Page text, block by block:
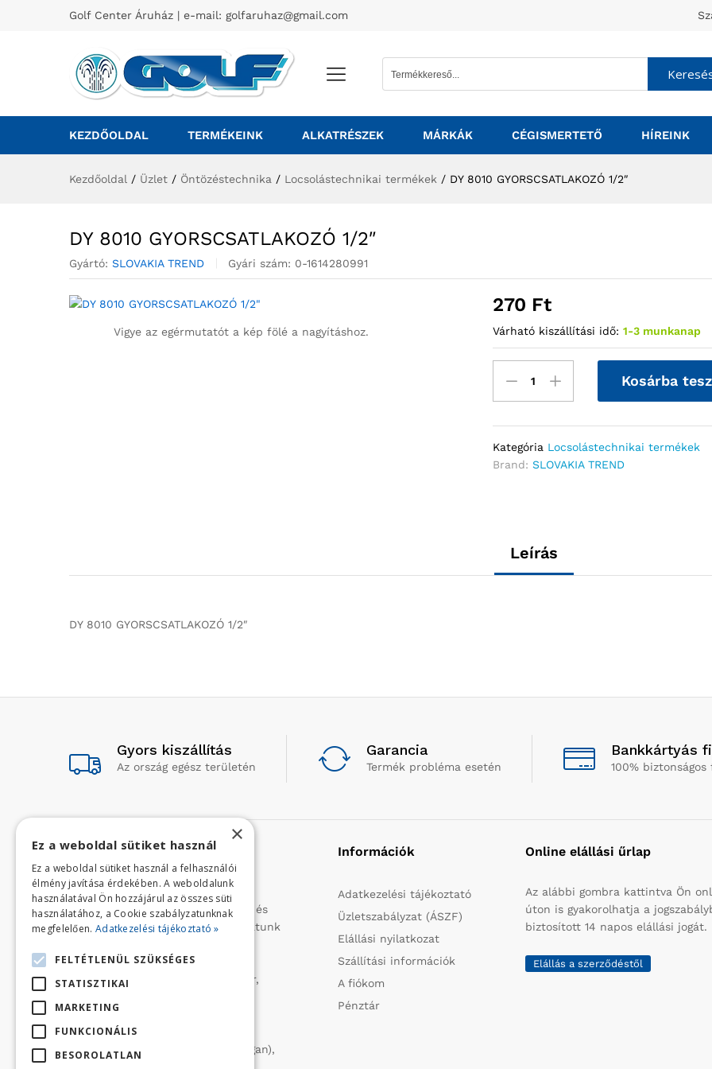
Golf Center Áruház | e-mail: golfaruhaz@gmail.com
KEZDŐOLDAL TERMÉKEINK ALKATRÉSZEK MÁRKÁK CÉGISMERTETŐ HÍREINK
Kezdőoldal / Üzlet / Öntözéstechnika / Locsolástechnikai termékek / DY 8010 GYORSCSATLAKOZÓ 1/2″
DY 8010 GYORSCSATLAKOZÓ 1/2″
Gyártó: SLOVAKIA TREND Gyári szám: 0-1614280991
Vigye az egérmutatót a kép fölé a nagyításhoz.
270 Ft
Várható kiszállítási idő: 1-3 munkanap
Kosárba
Kategória Locsolástechnikai termékek
Brand:SLOVAKIA TREND
Leírás
DY 8010 GYORSCSATLAKOZÓ 1/2″
Gyors kiszállítás
Az ország egész területén
Garancia
Termék probléma esetén
Bankkártyás
100% biztonságos
Rólunk
Profilunk a mezőgazdasági, kerti
kisgépek és egyéb iparcikkek kis- és
nagykereskedelme. 1991 óta folytatunk
Olaszországból származó
vízszivattyúkat (DAB, Tesla, Leader,
robbanómotoros fűnyírókat kerti
traktorokat (MTD, Husqvarna),
permetezőket (CIFARELLI, Dal Degan),
Információk
Adatkezelési tájékoztató
Üzletszabályzat (ÁSZF)
Elállási nyilatkozat
Szállítási információk
A fiókom
Pénztár
Online elállási űrlap
Az alábbi gombra kattintva Ön
úton is gyakorolhatja a
biztosított 14 napos elállási jogát.
Elállás a szerződéstől
×
Ez a weboldal sütiket használ
Ez a weboldal sütiket használ a felhasználói
élmény javítása érdekében. A weboldalunk
használatával Ön hozzájárul az összes süti
használatához, a Cookie szabályzatunknak
megfelelően. Adatkezelési tájékoztató »
FELTÉTLENÜL SZÜKSÉGES
STATISZTIKAI
MARKETING
FUNKCIONÁLIS
BESOROLATLAN